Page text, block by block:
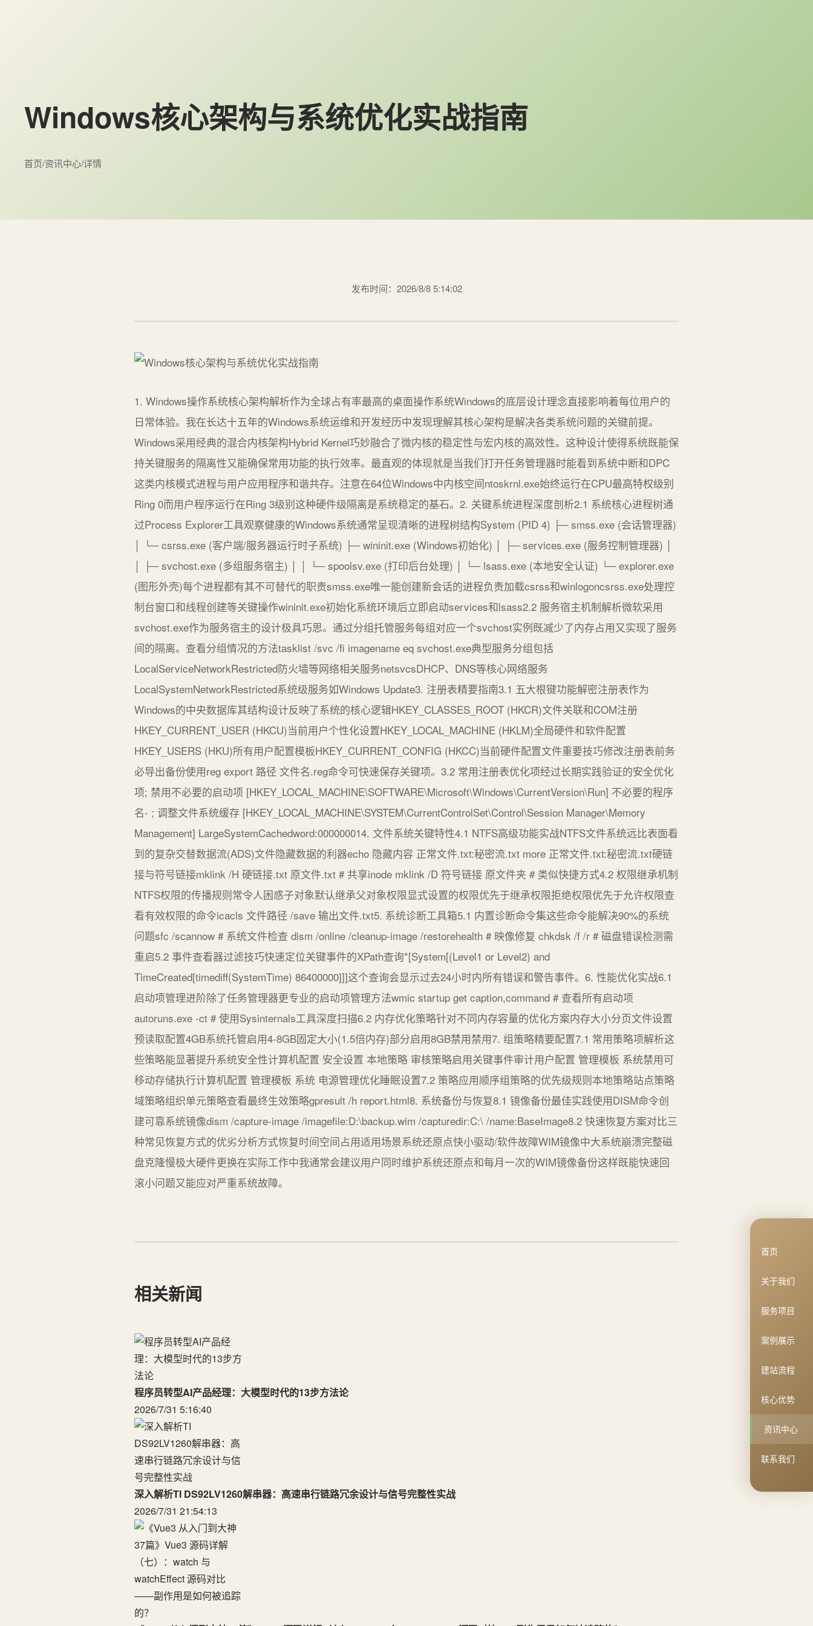
首页
关于我们
服务项目
案例展示
建站流程
核心优势
资讯中心
联系我们
Windows核心架构与系统优化实战指南
首页/资讯中心/详情
发布时间：2026/8/8 5:14:02
1. Windows操作系统核心架构解析作为全球占有率最高的桌面操作系统Windows的底层设计理念直接影响着每位用户的
日常体验。我在长达十五年的Windows系统运维和开发经历中发现理解其核心架构是解决各类系统问题的关键前提。
Windows采用经典的混合内核架构Hybrid Kernel巧妙融合了微内核的稳定性与宏内核的高效性。这种设计使得系统既能保
持关键服务的隔离性又能确保常用功能的执行效率。最直观的体现就是当我们打开任务管理器时能看到系统中断和DPC
这类内核模式进程与用户应用程序和谐共存。注意在64位Windows中内核空间ntoskrnl.exe始终运行在CPU最高特权级别
Ring 0而用户程序运行在Ring 3级别这种硬件级隔离是系统稳定的基石。2. 关键系统进程深度剖析2.1 系统核心进程树通
过Process Explorer工具观察健康的Windows系统通常呈现清晰的进程树结构System (PID 4) ├─ smss.exe (会话管理器)
│ └─ csrss.exe (客户端/服务器运行时子系统) ├─ wininit.exe (Windows初始化) │ ├─ services.exe (服务控制管理器) │
│ ├─ svchost.exe (多组服务宿主) │ │ └─ spoolsv.exe (打印后台处理) │ └─ lsass.exe (本地安全认证) └─ explorer.exe
(图形外壳)每个进程都有其不可替代的职责smss.exe唯一能创建新会话的进程负责加载csrss和winlogoncsrss.exe处理控
制台窗口和线程创建等关键操作wininit.exe初始化系统环境后立即启动services和lsass2.2 服务宿主机制解析微软采用
svchost.exe作为服务宿主的设计极具巧思。通过分组托管服务每组对应一个svchost实例既减少了内存占用又实现了服务
间的隔离。查看分组情况的方法tasklist /svc /fi imagename eq svchost.exe典型服务分组包括
LocalServiceNetworkRestricted防火墙等网络相关服务netsvcsDHCP、DNS等核心网络服务
LocalSystemNetworkRestricted系统级服务如Windows Update3. 注册表精要指南3.1 五大根键功能解密注册表作为
Windows的中央数据库其结构设计反映了系统的核心逻辑HKEY_CLASSES_ROOT (HKCR)文件关联和COM注册
HKEY_CURRENT_USER (HKCU)当前用户个性化设置HKEY_LOCAL_MACHINE (HKLM)全局硬件和软件配置
HKEY_USERS (HKU)所有用户配置模板HKEY_CURRENT_CONFIG (HKCC)当前硬件配置文件重要技巧修改注册表前务
必导出备份使用reg export 路径 文件名.reg命令可快速保存关键项。3.2 常用注册表优化项经过长期实践验证的安全优化
项; 禁用不必要的启动项 [HKEY_LOCAL_MACHINE\SOFTWARE\Microsoft\Windows\CurrentVersion\Run] 不必要的程序
名- ; 调整文件系统缓存 [HKEY_LOCAL_MACHINE\SYSTEM\CurrentControlSet\Control\Session Manager\Memory
Management] LargeSystemCachedword:000000014. 文件系统关键特性4.1 NTFS高级功能实战NTFS文件系统远比表面看
到的复杂交替数据流(ADS)文件隐藏数据的利器echo 隐藏内容 正常文件.txt:秘密流.txt more 正常文件.txt:秘密流.txt硬链
接与符号链接mklink /H 硬链接.txt 原文件.txt # 共享inode mklink /D 符号链接 原文件夹 # 类似快捷方式4.2 权限继承机制
NTFS权限的传播规则常令人困惑子对象默认继承父对象权限显式设置的权限优先于继承权限拒绝权限优先于允许权限查
看有效权限的命令icacls 文件路径 /save 输出文件.txt5. 系统诊断工具箱5.1 内置诊断命令集这些命令能解决90%的系统
问题sfc /scannow # 系统文件检查 dism /online /cleanup-image /restorehealth # 映像修复 chkdsk /f /r # 磁盘错误检测需
重启5.2 事件查看器过滤技巧快速定位关键事件的XPath查询*[System[(Level1 or Level2) and
TimeCreated[timediff(SystemTime) 86400000]]]这个查询会显示过去24小时内所有错误和警告事件。6. 性能优化实战6.1
启动项管理进阶除了任务管理器更专业的启动项管理方法wmic startup get caption,command # 查看所有启动项
autoruns.exe -ct # 使用Sysinternals工具深度扫描6.2 内存优化策略针对不同内存容量的优化方案内存大小分页文件设置
预读取配置4GB系统托管启用4-8GB固定大小(1.5倍内存)部分启用8GB禁用禁用7. 组策略精要配置7.1 常用策略项解析这
些策略能显著提升系统安全性计算机配置 安全设置 本地策略 审核策略启用关键事件审计用户配置 管理模板 系统禁用可
移动存储执行计算机配置 管理模板 系统 电源管理优化睡眠设置7.2 策略应用顺序组策略的优先级规则本地策略站点策略
域策略组织单元策略查看最终生效策略gpresult /h report.html8. 系统备份与恢复8.1 镜像备份最佳实践使用DISM命令创
建可靠系统镜像dism /capture-image /imagefile:D:\backup.wim /capturedir:C:\ /name:BaseImage8.2 快速恢复方案对比三
种常见恢复方式的优劣分析方式恢复时间空间占用适用场景系统还原点快小驱动/软件故障WIM镜像中大系统崩溃完整磁
盘克隆慢极大硬件更换在实际工作中我通常会建议用户同时维护系统还原点和每月一次的WIM镜像备份这样既能快速回
滚小问题又能应对严重系统故障。
相关新闻
程序员转型AI产品经理：大模型时代的13步方法论
2026/7/31 5:16:40
深入解析TI DS92LV1260解串器：高速串行链路冗余设计与信号完整性实战
2026/7/31 21:54:13